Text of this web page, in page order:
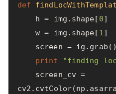
def
h = img . shape[ 0]
w = img . shape[ 1]
screen = ig . grab ()
print
"finding
screen_cv =
cv2 . cvtColor(np .